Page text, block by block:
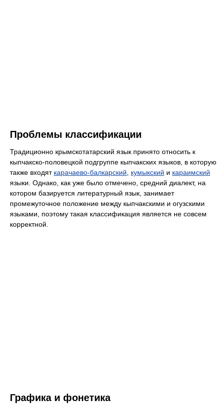
Проблемы классификации
Традиционно крымскотатарский язык принято относить к
кыпчакско-половецкой подгруппе кыпчакских языков, в которую
также входят карачаево-балкарский кумыкский и караимский
языки. Однако, как уже было отмечено, средний диалект, на
котором базируется литературный язык, занимает
промежуточное положение между кыпчакскими и огузскими
языками, поэтому такая классификация является не совсем
корректной.
Графика и фонетика